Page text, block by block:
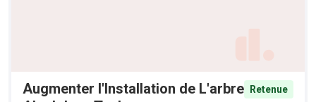
Augmenter l'Installation de L'arbre
Retenue